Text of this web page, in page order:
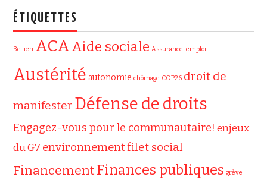
ÉTIQUETTES
3e lien ACAAide sociale Assurance-emploi
Austérité autonomie chômage COP26 droit de
manifester Défense de droits
Engagez-vous pour le communautaire! enjeux
du G7 environnementfilet social
FinancementFinances publiques grève